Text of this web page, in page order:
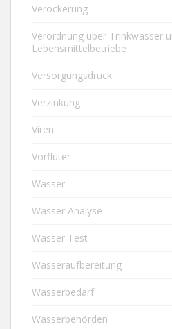
Verockerung
Verordnung über Trinkwasser
Lebensmittelbetriebe
Versorgungsdruck
Verzinkung
Viren
Vorfluter
Wasser
Wasser Analyse
Wasser Test
Wasseraufbereitung
Wasserbedarf
Wasserbehörden